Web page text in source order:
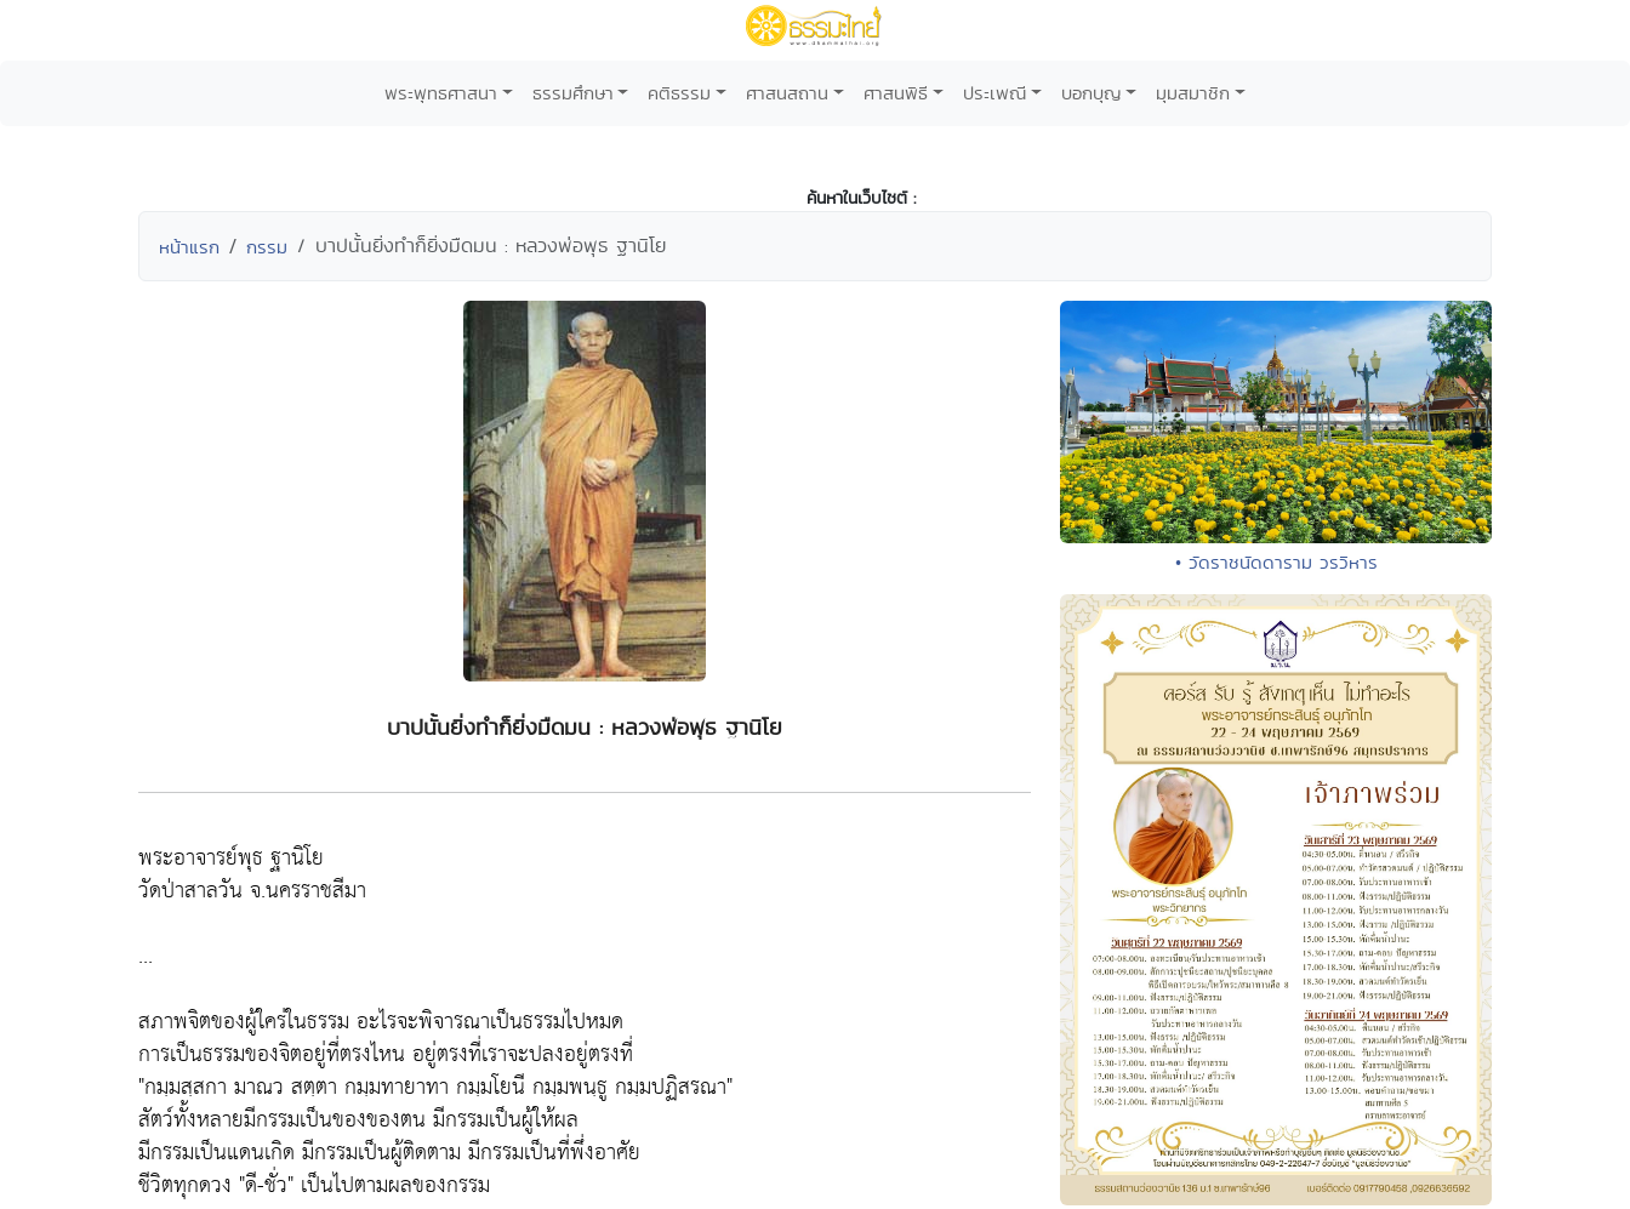
พระพุทธศาสนา ธรรมศึกษา คติธรรม ศาสนสถาน ศาสนพิธี ประเพณี บอกบุญ มุมสมาชิก
ค้นหาในเว็บไซต์ :
หน้าแรก กรรม บาปนั้นยิ่งทำก็ยิ่งมืดมน : หลวงพ่อพุธ ฐานิโย
บาปนั้นยิ่งทำก็ยิ่งมืดมน : หลวงพ่อพุธ ฐานิโย
พระอาจารย์พุธ ฐานิโย
วัดป่าสาลวัน จ.นครราชสีมา
...
สภาพจิตของผู้ใคร่ในธรรม อะไรจะพิจารณาเป็นธรรมไปหมด
การเป็นธรรมของจิตอยู่ที่ตรงไหน อยู่ตรงที่เราจะปลงอยู่ตรงที่
"กมฺมสฺสกา มาณว สตฺตา กมฺมทายาทา กมฺมโยนี กมฺมพนฺธู กมฺมปฏิสรณา"
สัตว์ทั้งหลายมีกรรมเป็นของของตน มีกรรมเป็นผู้ให้ผล
มีกรรมเป็นแดนเกิด มีกรรมเป็นผู้ติดตาม มีกรรมเป็นที่พึ่งอาศัย
ชีวิตทุกดวง "ดี-ชั่ว" เป็นไปตามผลของกรรม
• วัดราชนัดดาราม วรวิหาร